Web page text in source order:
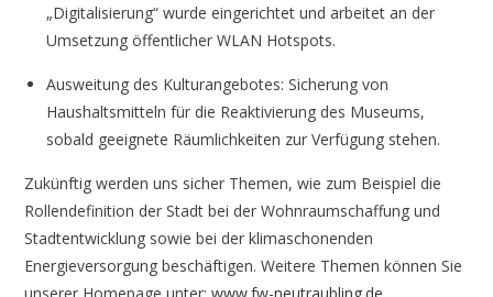
„Digitalisierung“ wurde eingerichtet und arbeitet an der
Umsetzung öffentlicher WLAN Hotspots.
Ausweitung des Kulturangebotes: Sicherung von
Haushaltsmitteln für die Reaktivierung des Museums,
sobald geeignete Räumlichkeiten zur Verfügung stehen.
Zukünftig werden uns sicher Themen, wie zum Beispiel die
Rollendefinition der Stadt bei der Wohnraumschaffung und
Stadtentwicklung sowie bei der klimaschonenden
Energieversorgung beschäftigen. Weitere Themen können Sie